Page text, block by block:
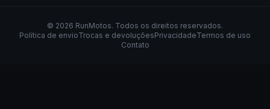
© 2026 RunMotos. Todos os direitos reservados.
Política de envioTrocas e devoluçõesPrivacidadeTermos de uso
Contato